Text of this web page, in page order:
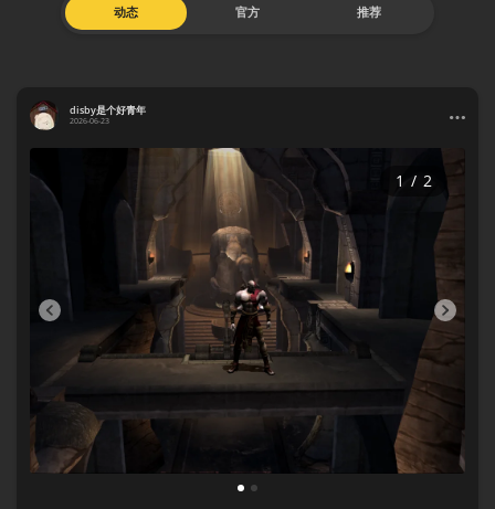
动态 官方 推荐
disby是个好青年
2026-06-23
1 2
1 / 2